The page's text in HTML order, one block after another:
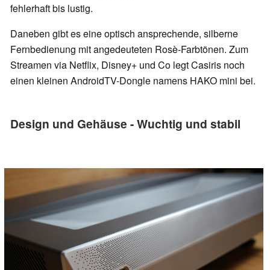
fehlerhaft bis lustig.
Daneben gibt es eine optisch ansprechende, silberne
Fernbedienung mit angedeuteten Rosè-Farbtönen. Zum
Streamen via Netflix, Disney+ und Co legt Casiris noch
einen kleinen AndroidTV-Dongle namens HAKO mini bei.
Design und Gehäuse - Wuchtig und stabil